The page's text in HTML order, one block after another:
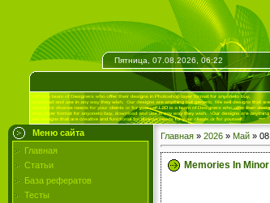
Пятница, 07.08.2026, 06:22
Меню сайта
Главная
Статьи
База рефератов
Тесты
Главная » 2026 » Май » 08
Memories In